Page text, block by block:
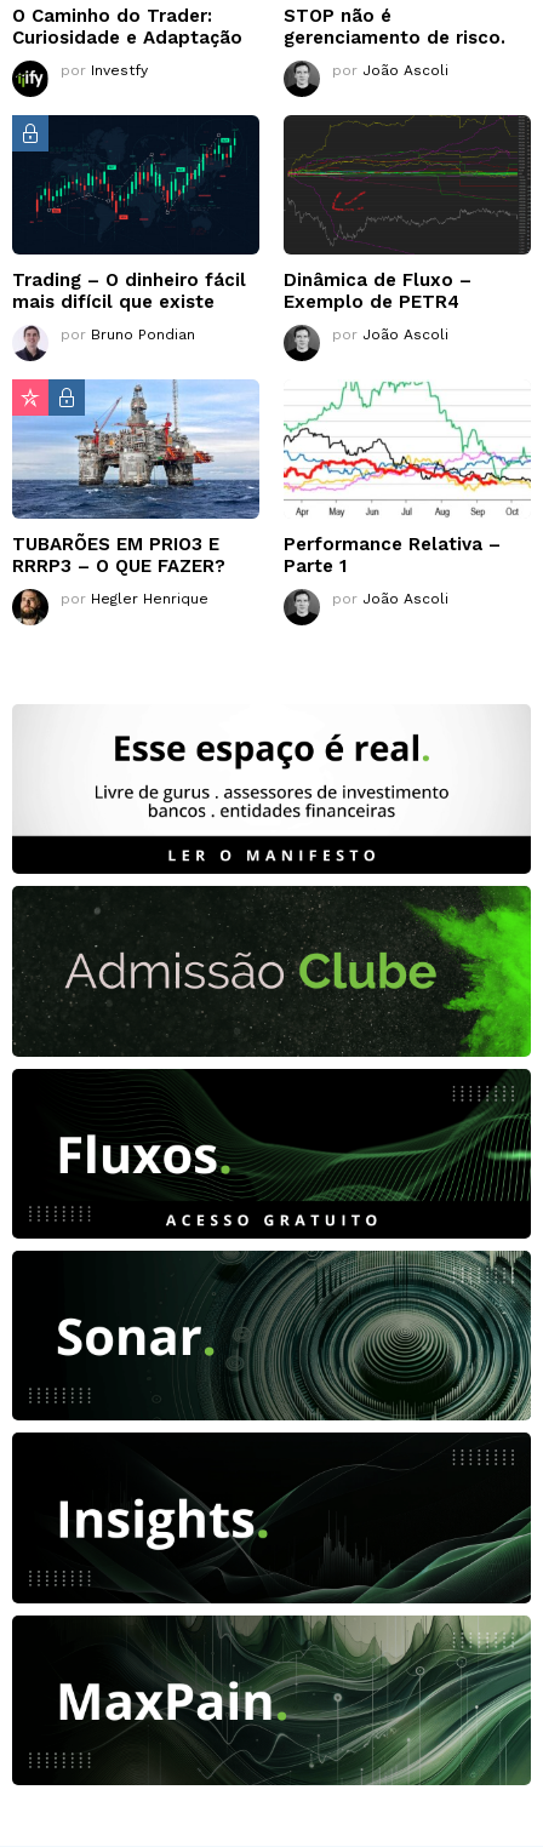
O Caminho do Trader:
Curiosidade e Adaptação
por Investfy
STOP não é
gerenciamento de risco.
por João Ascoli
Trading – O dinheiro fácil
mais difícil que existe
por Bruno Pondian
Dinâmica de Fluxo –
Exemplo de PETR4
por João Ascoli
TUBARÕES EM PRIO3 E
RRRP3 – O QUE FAZER?
por Hegler Henrique
Performance Relativa –
Parte 1
por João Ascoli